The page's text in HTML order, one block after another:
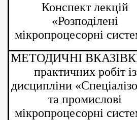
Конспект лекцій
«Розподілені
мікропроцесорні
МЕТОДИЧНІ
практичних робіт із
дисципліни
та промислові
мікропроцесорні